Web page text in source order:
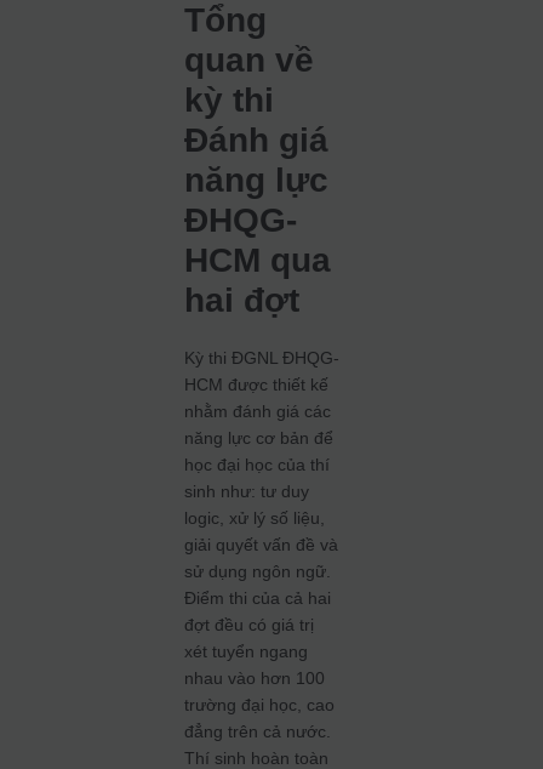
Tổng
quan về
kỳ thi
Đánh giá
năng lực
ĐHQG-
HCM qua
hai đợt
Kỳ thi ĐGNL ĐHQG-
HCM được thiết kế
nhằm đánh giá các
năng lực cơ bản để
học đại học của thí
sinh như: tư duy
logic, xử lý số liệu,
giải quyết vấn đề và
sử dụng ngôn ngữ.
Điểm thi của cả hai
đợt đều có giá trị
xét tuyển ngang
nhau vào hơn 100
trường đại học, cao
đẳng trên cả nước.
Thí sinh hoàn toàn